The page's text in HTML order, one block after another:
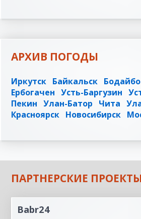
АРХИВ ПОГОДЫ
Иркутск Байкальск Бодайбо
Ербогачен Усть-Баргузин
Пекин Улан-Батор Чита
Красноярск Новосибирск
ПАРТНЕРСКИЕ
Babr24